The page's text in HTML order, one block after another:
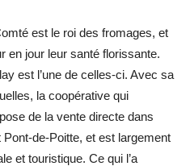
est le roi des fromages, et
en jour leur santé florissante.
est l’une de celles-ci. Avec sa
la coopérative qui
de la vente directe dans
de-Poitte, et est largement
et touristique. Ce qui l’a